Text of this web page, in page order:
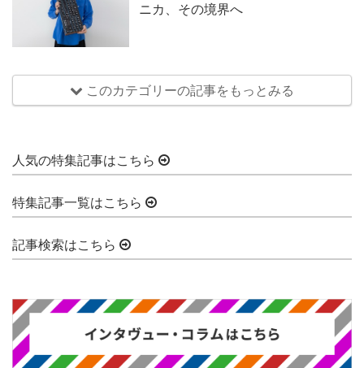
ニカ、その境界へ
このカテゴリーの記事をもっとみる
人気の特集記事はこちら
特集記事一覧はこちら
記事検索はこちら